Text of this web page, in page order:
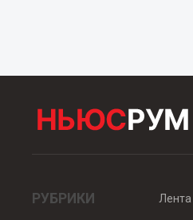
РУБРИКИ
Лента